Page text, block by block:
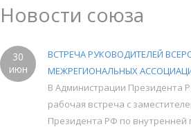
Новости союза
30
июн
ВСТРЕЧА РУКОВОДИТЕЛЕЙ
МЕЖРЕГИОНАЛЬНЫХ
В Администрации Президента
рабочая встреча с
Президента РФ по внутренней